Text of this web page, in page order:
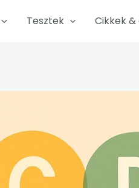
Tesztek Cikkek